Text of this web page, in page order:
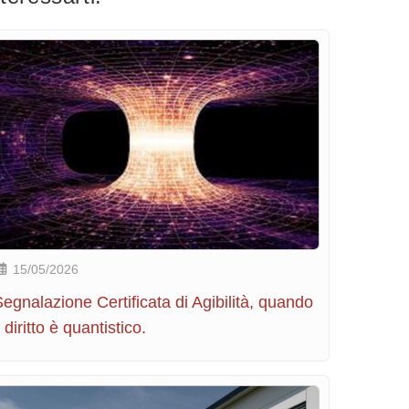
15/05/2026
Certificata di Agibilità, quando
diritto è quantistico.